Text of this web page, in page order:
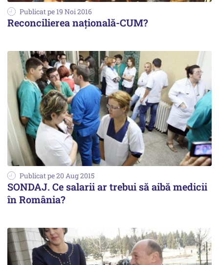
Publicat pe 19 Noi 2016
Reconcilierea națională-CUM?
Publicat pe 20 Aug 2015
SONDAJ. Ce salarii ar trebui să aibă medicii
în România?